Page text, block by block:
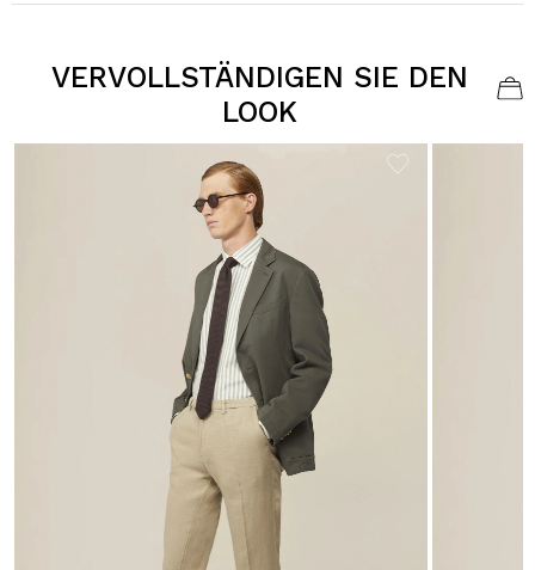
VERVOLLSTÄNDIGEN SIE DEN
LOOK